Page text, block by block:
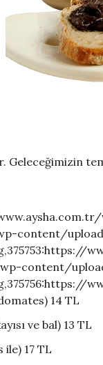
content/
content/
14 TL
ve bal) 13 TL
17 TL